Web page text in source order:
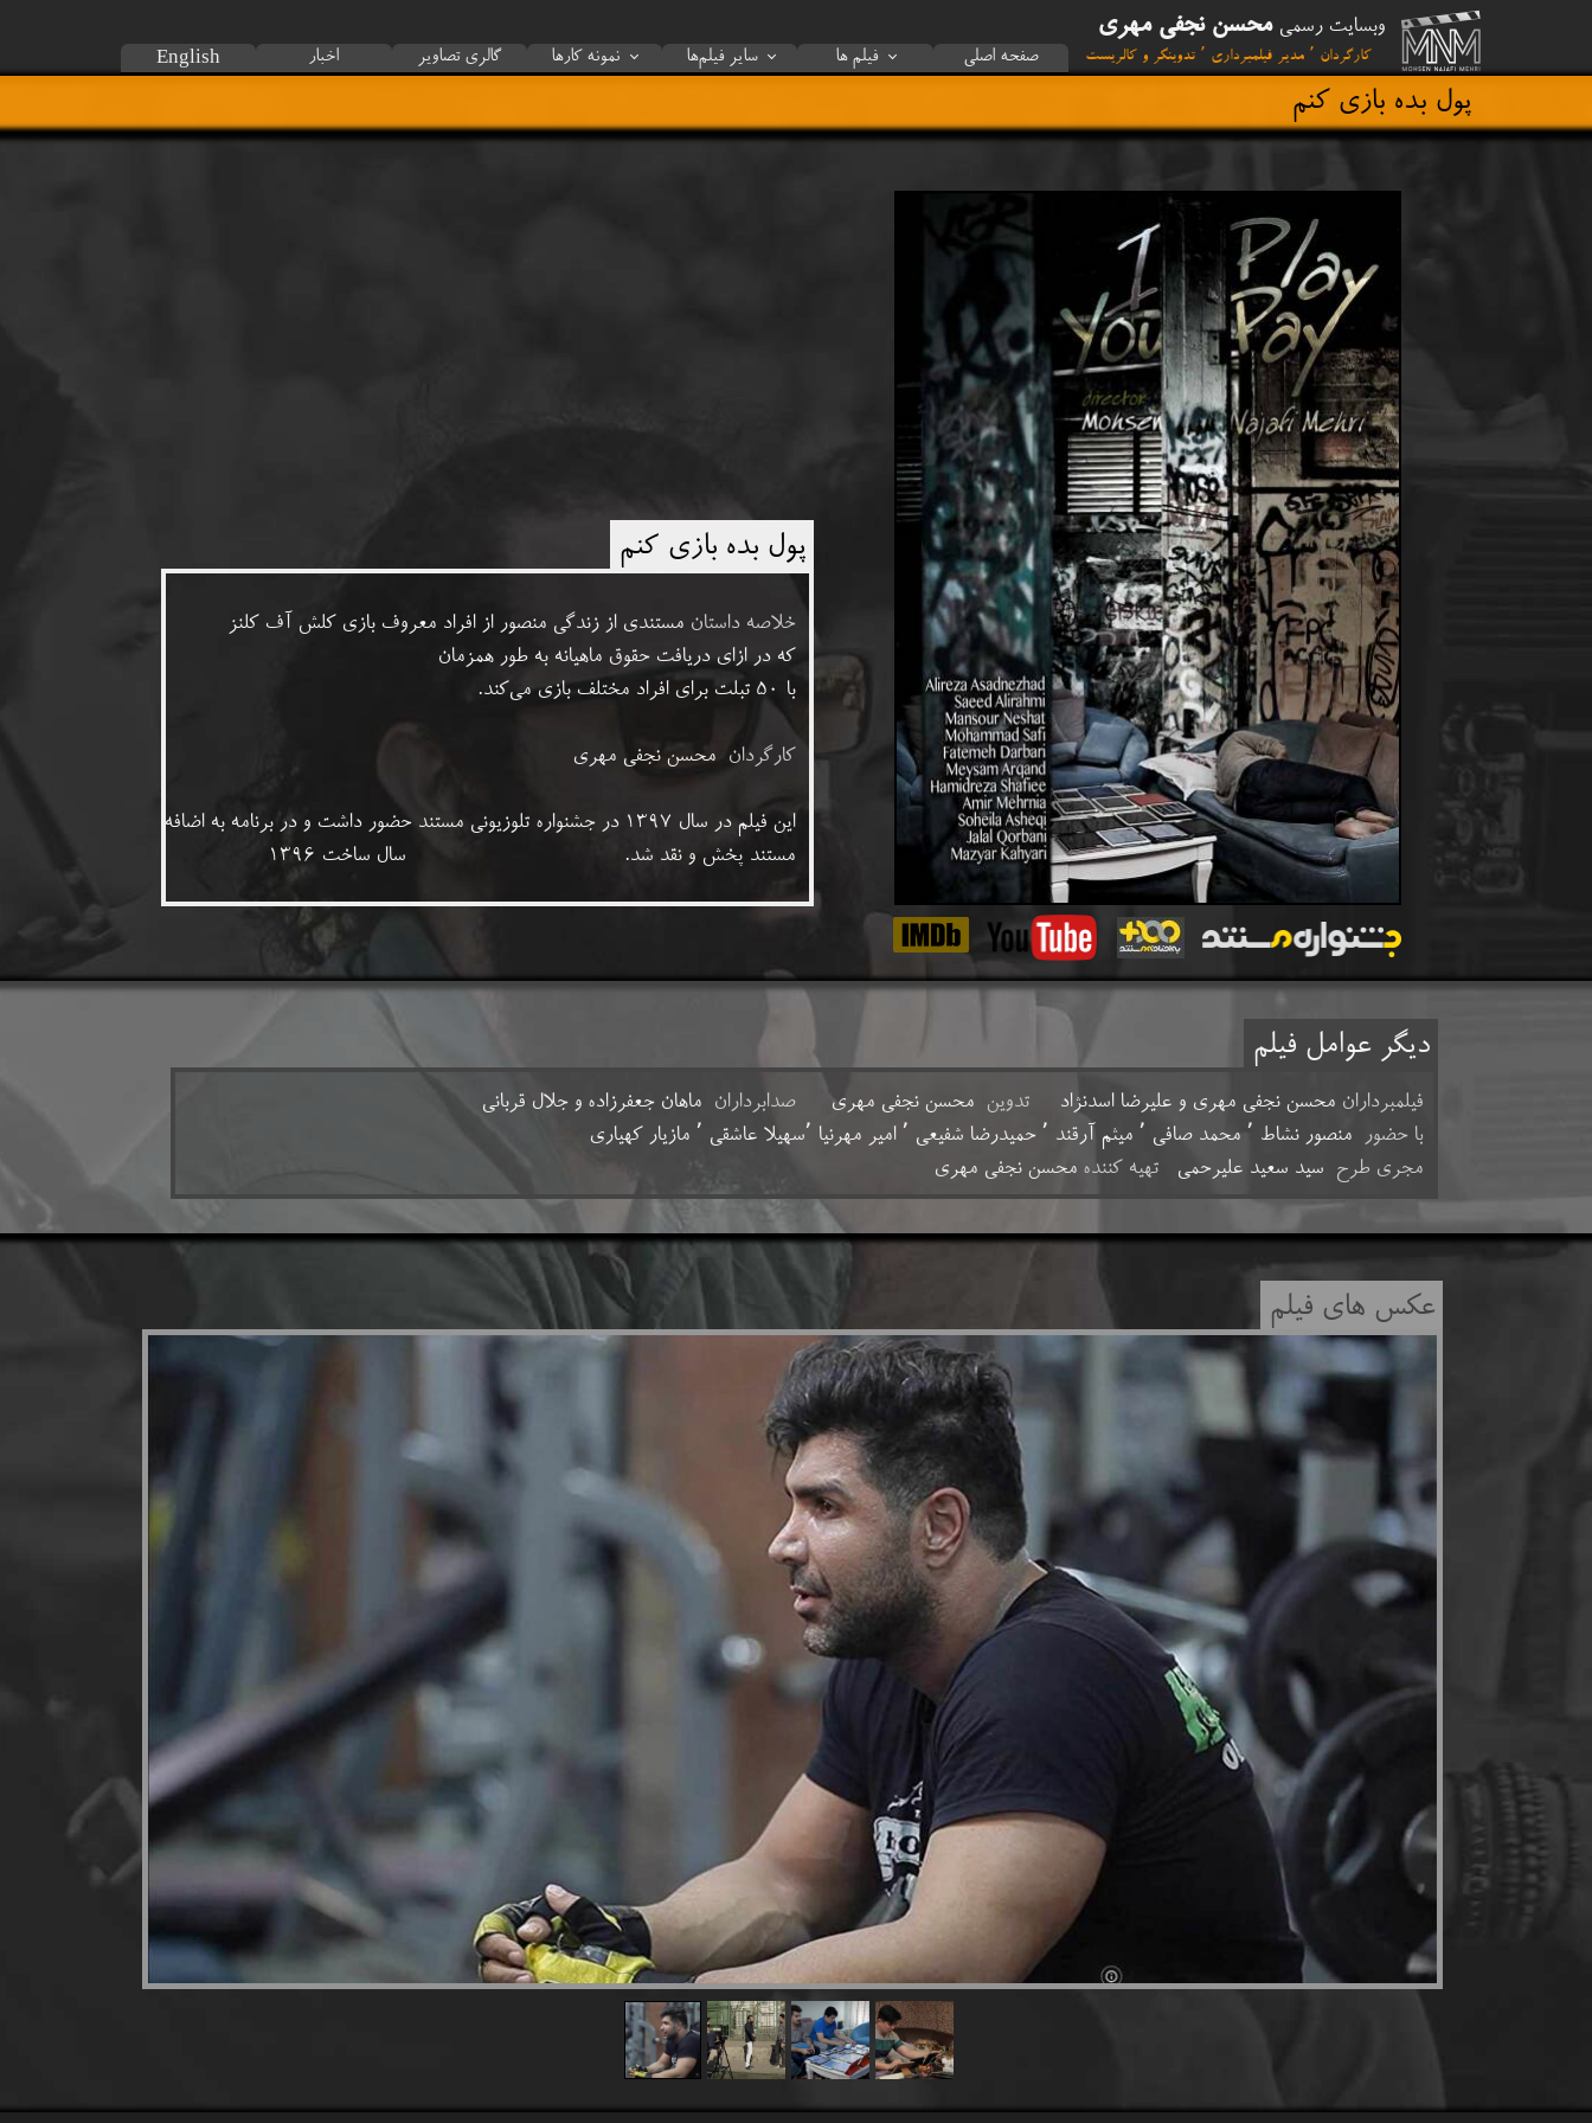
English اخبار گالری تصاویر نمونه کار‌ها سایر فیلم‌ها فیلم ها صفحه اصلی
وبسایت رسمی محسن نجفی مهری
کارگردان ٬ مدیر فیلمبرداری ٬ تدوینگر و کالریست
پول بده بازی کنم
خلاصه داستان مستندی از زندگی منصور از افراد معروف بازی کلش آف کلنز
که در ازای دریافت حقوق ماهیانه به طور همزمان
​​​​​​​با ۵۰ تبلت برای افراد مختلف بازی می‌کند.
کارگردان محسن نجفی مهری
این فیلم در سال ۱۳۹۷ در جشنواره تلوزیونی مستند حضور داشت و در برنامه به اضافه
مستند پخش و نقد شد. سال ساخت ۱۳۹۶
پول بده بازی کنم
​​ دیگر عوامل فیلم
فیلمبرداران محسن نجفی مهری و علیرضا اسدنژاد تدوین محسن نجفی مهری صدابرداران ماهان جعفرزاده و جلال قربانی
با حضور منصور نشاط ٬ محمد صافی ٬ میثم آرقند ٬ حمیدرضا شفیعی ٬ امیر مهرنیا ٬‌سهیلا عاشقی ٬‌ مازیار کهیاری
مجری طرح سید سعید علیرحمی تهیه کننده محسن نجفی مهری
عکس های فیلم